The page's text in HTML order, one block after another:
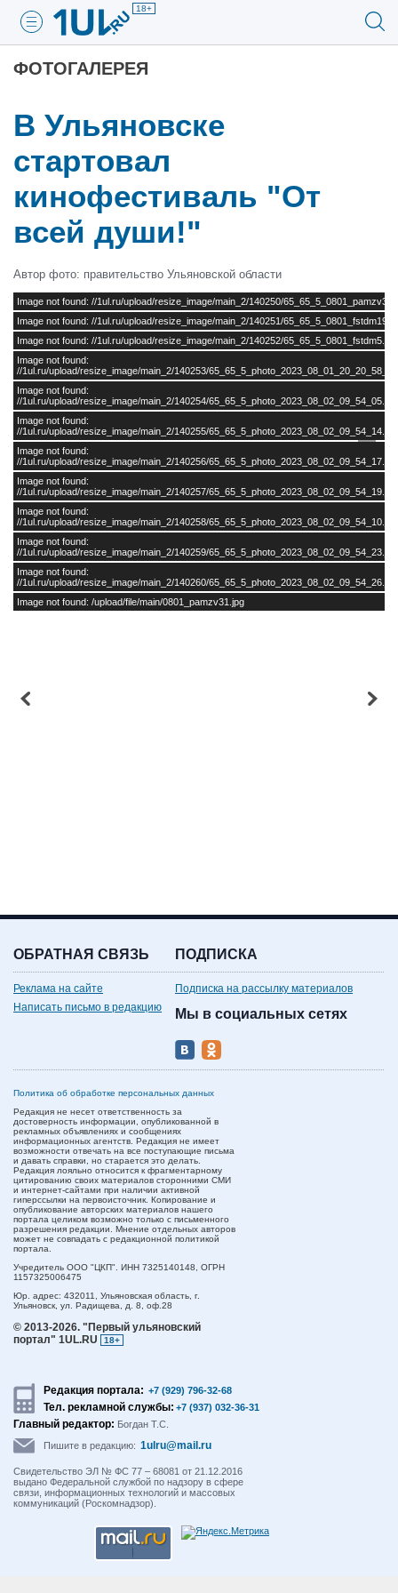
18+
ФОТОГАЛЕРЕЯ
В Ульяновске
стартовал
кинофестиваль "От
всей души!"
Автор фото: правительство Ульяновской области
Image not found: //1ul.ru/upload/resize_image/main_2/140250/
Image not found: //1ul.ru/upload/resize_image/main_2/140251/
Image not found: //1ul.ru/upload/resize_image/main_2/140252/65_65_5_0801_fstdm5.jpg
Image not found:
//1ul.ru/upload/resize_image/main_2/140253/
Image not found:
//1ul.ru/upload/resize_image/main_2/140254/65_65_5_photo_2023_08_02_09_54_05.jpg
Image not found:
//1ul.ru/upload/resize_image/main_2/140255/65_65_5_photo_2023_08_02_09_54_14.jpg
Image not found:
//1ul.ru/upload/resize_image/main_2/140256/65_65_5_photo_2023_08_02_09_54_17.jpg
Image not found:
//1ul.ru/upload/resize_image/main_2/140257/65_65_5_photo_2023_08_02_09_54_19.jpg
Image not found:
//1ul.ru/upload/resize_image/main_2/140258/65_65_5_photo_2023_08_02_09_54_10.jpg
Image not found:
//1ul.ru/upload/resize_image/main_2/140259/65_65_5_photo_2023_08_02_09_54_23.jpg
Image not found:
//1ul.ru/upload/resize_image/main_2/140260/65_65_5_photo_2023_08_02_09_54_26.jpg
Image not found: /upload/file/main/0801_pamzv31.jpg
ОБРАТНАЯ СВЯЗЬ
Реклама на сайте
Написать письмо в редакцию
ПОДПИСКА
Подписка на рассылку материалов
Мы в социальных сетях
Политика об обработке персональных данных
Редакция не несет ответственность за
достоверность информации, опубликованной в
рекламных объявлениях и сообщениях
информационных агентств. Редакция не имеет
возможности отвечать на все поступающие письма
и давать справки, но старается это делать.
Редакция лояльно относится к фрагментарному
цитированию своих материалов сторонними СМИ
и интернет-сайтами при наличии активной
гиперссылки на первоисточник. Копирование и
опубликование авторских материалов нашего
портала целиком возможно только с письменного
разрешения редакции. Мнение отдельных авторов
может не совпадать с редакционной политикой
портала.
Учредитель ООО "ЦКП". ИНН 7325140148, ОГРН
1157325006475
Юр. адрес: 432011, Ульяновская область, г.
Ульяновск, ул. Радищева, д. 8, оф.28
© 2013-2026. "Первый ульяновский
портал" 1UL.RU
18+
Редакция портала: +7 (929) 796-32-68
Тел. рекламной службы: +7 (937) 032-36-31
Главный редактор: Богдан Т.С.
Пишите в редакцию: 1ulru@mail.ru
Свидетельство ЭЛ № ФС 77 – 68081 от 21.12.2016
выдано Федеральной службой по надзору в сфере
связи, информационных технологий и массовых
коммуникаций (Роскомнадзор).